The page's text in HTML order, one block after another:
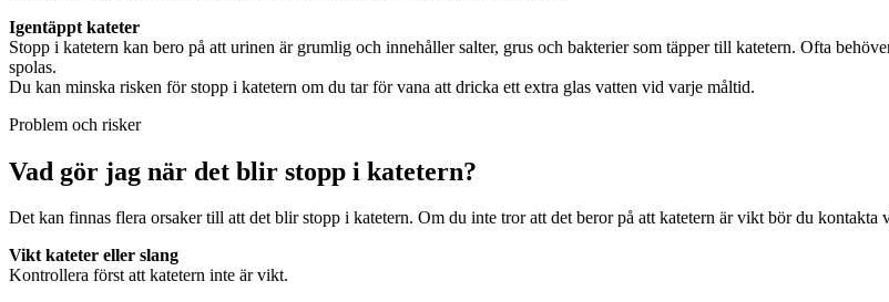
Igentäppt kateter
Stopp i katetern kan bero på att urinen är grumlig och innehåller salter, grus och bakterier som täpper till katetern. Ofta
spolas.
Du kan minska risken för stopp i katetern om du tar för vana att dricka ett extra glas vatten vid varje måltid.
Problem och risker
Vad gör jag när det blir stopp i katetern?
Det kan finnas flera orsaker till att det blir stopp i katetern. Om du inte tror att det beror på att katetern är vikt bör du kontakta
Vikt kateter eller slang
Kontrollera först att katetern inte är vikt.